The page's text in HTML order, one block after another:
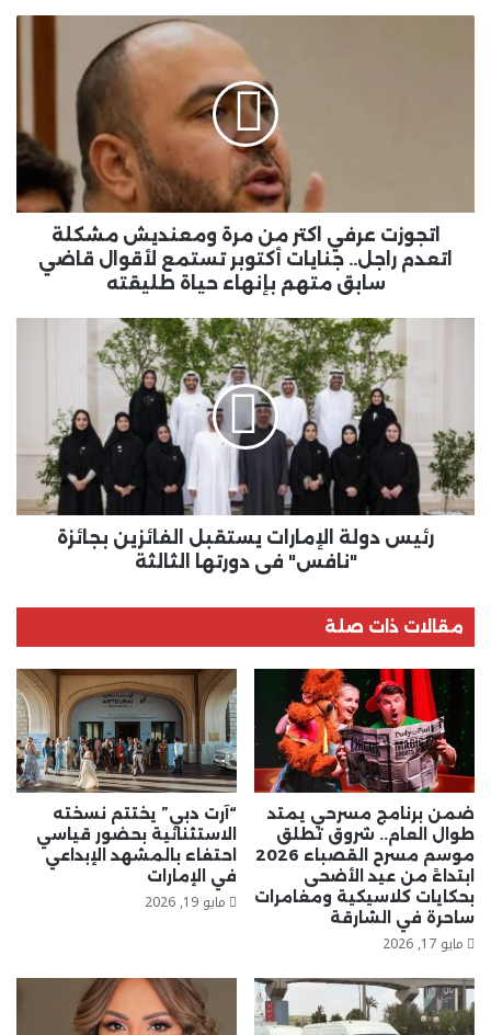
اتجوزت
راجل..
جنايات
أكتوبر
قاضي
طليقته
اتجوزت عرفي اكتر من مرة ومعنديش مشكلة
اتعدم راجل.. جنايات أكتوبر تستمع لأقوال قاضي
سابق متهم بإنهاء حياة طليقته
بجائزة
"نافس"
في
دورتها
رئيس دولة الإمارات يستقبل الفائزين بجائزة
"نافس" في دورتها الثالثة
مقالات ذات صلة
ضمن برنامج مسرحي يمتد
طوال العام.. شروق تطلق
موسم مسرح القصباء 2026
ابتداءً من عيد الأضحى
بحكايات كلاسيكية ومغامرات
ساحرة في الشارقة
مايو 17, 2026
“آرت دبي” يختتم نسخته
الاستثنائية بحضور قياسي
احتفاء بالمشهد الإبداعي
في الإمارات
مايو 19, 2026